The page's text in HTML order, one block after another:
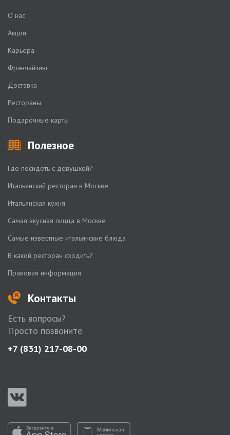
О нас
Акции
Карьера
Франчайзинг
Доставка
Рестораны
Подарочные карты
Полезное
Где посидеть с девушкой?
Итальянский ресторан в Москве
Итальянская кухня
Самая вкусная пицца в Москве
Самые известные итальянские блюда
В какой ресторан сходить?
Правовая информация
Контакты
Есть вопросы?
Просто позвоните
+7 (831) 217-08-00